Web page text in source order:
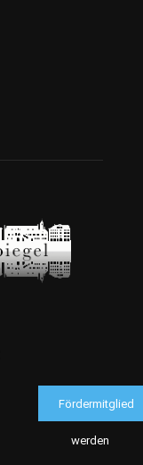
Fördermitglied
werden